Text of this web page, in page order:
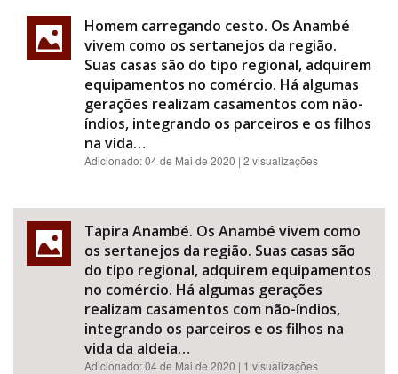
Homem carregando cesto. Os Anambé
vivem como os sertanejos da região.
Suas casas são do tipo regional, adquirem
equipamentos no comércio. Há algumas
gerações realizam casamentos com não-
índios, integrando os parceiros e os filhos
na vida…
Adicionado:04 de Mai de 2020 | 2 visualizações
Tapira Anambé. Os Anambé vivem como
os sertanejos da região. Suas casas são
do tipo regional, adquirem equipamentos
no comércio. Há algumas gerações
realizam casamentos com não-índios,
integrando os parceiros e os filhos na
vida da aldeia…
Adicionado:04 de Mai de 2020 | 1 visualizações